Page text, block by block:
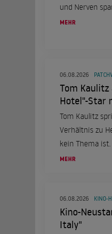
und Nerven
MEHR
06.08.2026
Tom
Hotel"-Star
Tom Kaulitz
Verhältnis zu
kein Thema ist.
MEHR
06.08.2026 KINO-
Kino-
Italy"